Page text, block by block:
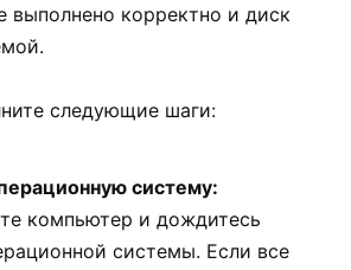
выполнено корректно и диск
следующие шаги:
систему:
компьютер и дождитесь
системы. Если все